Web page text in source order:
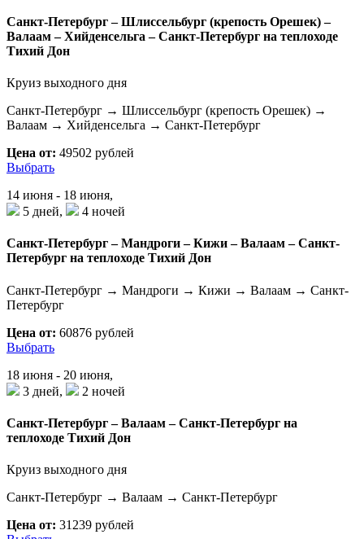
Санкт-Петербург – Шлиссельбург (крепость Орешек) –
Валаам – Хийденсельга – Санкт-Петербург на теплоходе
Тихий Дон
Круиз выходного дня
Санкт-Петербург → Шлиссельбург (крепость Орешек) →
Валаам → Хийденсельга → Санкт-Петербург
Цена от: 49502 рублей
Выбрать
14 июня - 18 июня,
5 дней,
4 ночей
Санкт-Петербург – Мандроги – Кижи – Валаам – Санкт-
Петербург на теплоходе Тихий Дон
Санкт-Петербург → Мандроги → Кижи → Валаам → Санкт-
Петербург
Цена от: 60876 рублей
Выбрать
18 июня - 20 июня,
3 дней,
2 ночей
Санкт-Петербург – Валаам – Санкт-Петербург на
теплоходе Тихий Дон
Круиз выходного дня
Санкт-Петербург → Валаам → Санкт-Петербург
Цена от: 31239 рублей